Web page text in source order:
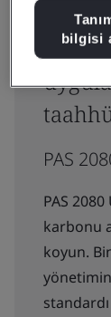
PAS
PAS
karbonu
koyun.
bilgisi